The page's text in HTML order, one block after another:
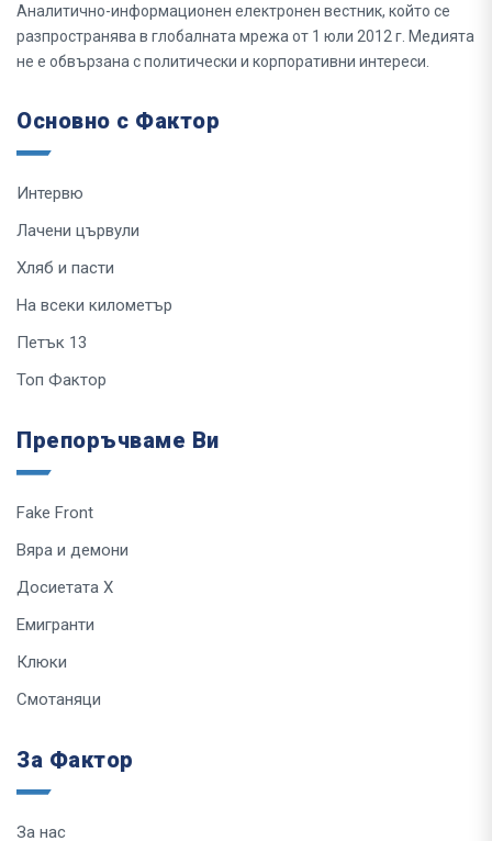
Аналитично-информационен електронен вестник, който се
разпространява в глобалната мрежа от 1 юли 2012 г. Медията
не е обвързана с политически и корпоративни интереси.
Основно с Фактор
Интервю
Лачени цървули
Хляб и пасти
На всеки километър
Петък 13
Топ Фактор
Препоръчваме Ви
Fake Front
Вяра и демони
Досиетата Х
Емигранти
Клюки
Смотаняци
За Фактор
За нас